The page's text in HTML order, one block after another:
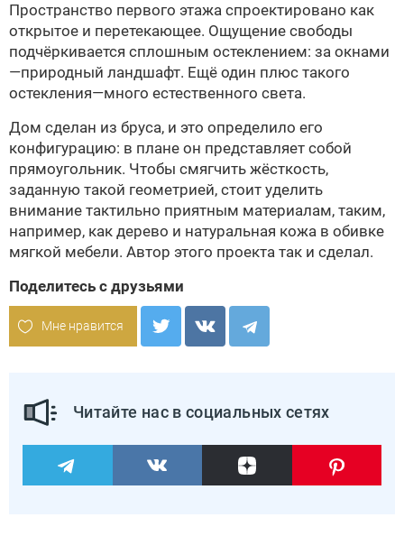
Пространство первого этажа спроектировано как
открытое и перетекающее. Ощущение свободы
подчёркивается сплошным остеклением: за окнами
—природный ландшафт. Ещё один плюс такого
остекления—много естественного света.
Дом сделан из бруса, и это определило его
конфигурацию: в плане он представляет собой
прямоугольник. Чтобы смягчить жёсткость,
заданную такой геометрией, стоит уделить
внимание тактильно приятным материалам, таким,
например, как дерево и натуральная кожа в обивке
мягкой мебели. Автор этого проекта так и сделал.
Поделитесь с друзьями
Мне нравится
Читайте нас в социальных сетях